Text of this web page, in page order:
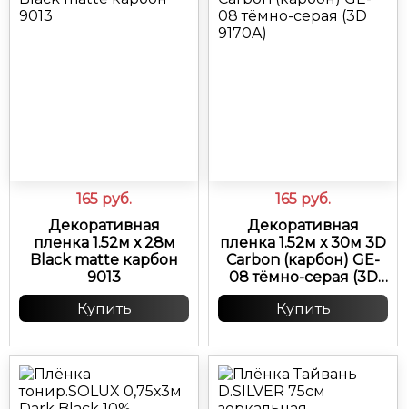
165 руб.
Декоративная
пленка 1.52м х 28м
Black matte карбон
9013
Купить
165 руб.
Декоративная
пленка 1.52м х 30м 3D
Carbon (карбон) GE-
08 тёмно-серая (3D
9170A)
Купить